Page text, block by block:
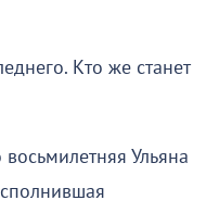
Кто же станет
Ульяна